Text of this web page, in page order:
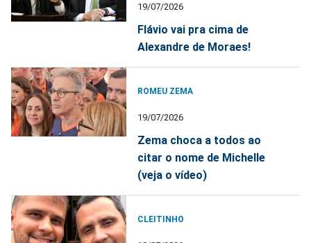
19/07/2026
Flávio vai pra cima de
Alexandre de Moraes!
ROMEU ZEMA
19/07/2026
Zema choca a todos ao
citar o nome de Michelle
(veja o vídeo)
CLEITINHO